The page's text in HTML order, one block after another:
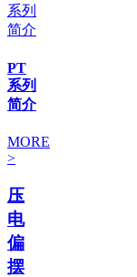
PT
系列
简介
MORE
>
压
电
偏
摆